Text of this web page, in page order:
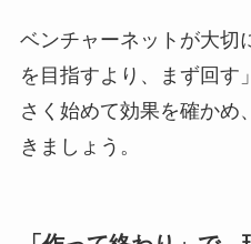
ベンチャーネットが大切
を目指すより、まず回す
さく始めて効果を確かめ
きましょう。